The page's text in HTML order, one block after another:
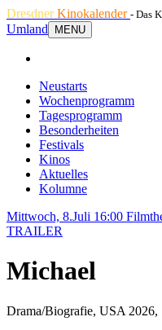
DresdnerKinokalender - Das
Umland
MENU
Neustarts
Wochenprogramm
Tagesprogramm
Besonderheiten
Festivals
Kinos
Aktuelles
Kolumne
Mittwoch, 8.Juli 16:00
TRAILER
Michael
Drama/Biografie, USA 2026,